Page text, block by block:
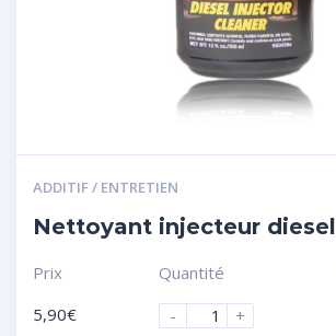
ADDITIF / ENTRETIEN
Nettoyant injecteur diesel
Prix
5,90€
Quantité
-
+